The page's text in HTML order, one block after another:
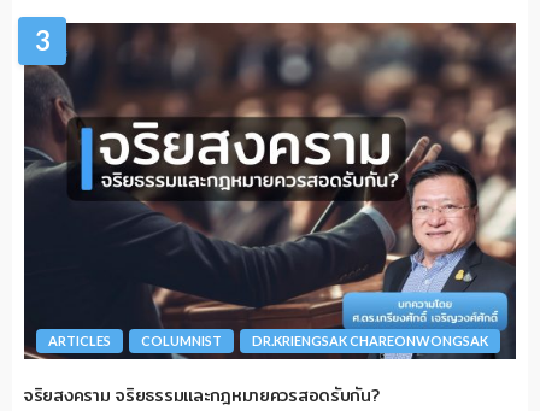
3
ARTICLES COLUMNIST DR.KRIENGSAK CHAREONWONGSAK
จริยสงคราม จริยธรรมและกฎหมายควรสอดรับกัน?